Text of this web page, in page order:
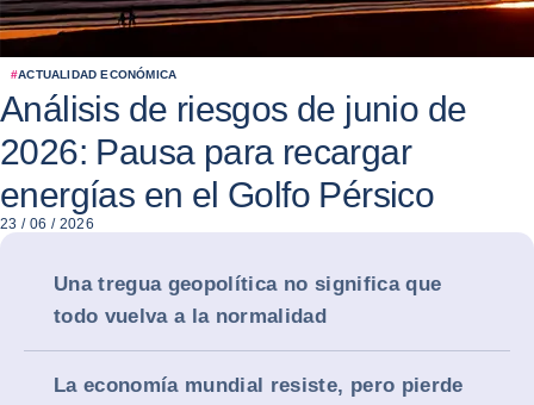
#ACTUALIDAD ECONÓMICA
Análisis de riesgos de junio de
2026: Pausa para recargar
energías en el Golfo Pérsico
23 / 06 / 2026
Una tregua geopolítica no significa que
todo vuelva a la normalidad
La economía mundial resiste, pero pierde